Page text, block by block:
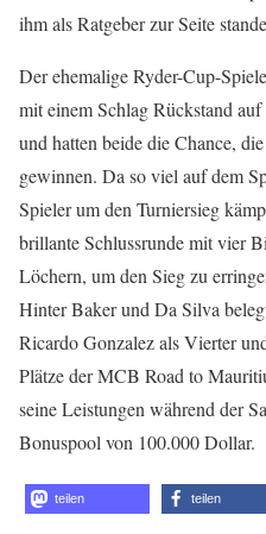
ihm als Ratgeber zur Seite
Der ehemalige Ryder-Cup-
mit einem Schlag Rückstand
und hatten beide die Chance,
gewinnen. Da so viel auf dem
Spieler um den Turniersieg
brillante Schlussrunde mit vier
Löchern, um den Sieg zu
Hinter Baker und Da Silva
Ricardo Gonzalez als Vierter
Plätze der MCB Road to
seine Leistungen während der
Bonuspool von 100.000 Dollar.
teilen teilen